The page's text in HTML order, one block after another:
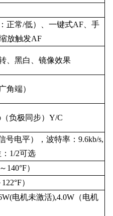
正常/低）、一键式AF、手
放触发AF
、黑白、镜像效果
角端）
负极同步）Y/C
号电平），波特率：9.6kb/s,
：1/2可选
140°F）
）
电机未激活),4.0W（电机